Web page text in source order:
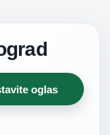
oglas